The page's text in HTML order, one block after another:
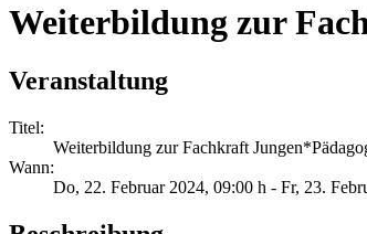
Weiterbildung zur
Veranstaltung
Titel:
Weiterbildung zur Fachkraft
Wann:
Do, 22. Februar 2024, 09:00 h - Fr, 23.